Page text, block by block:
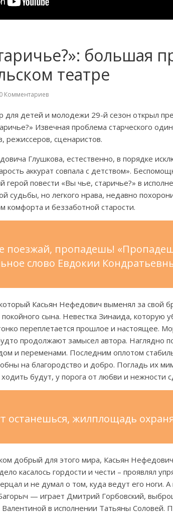
большая
театре
0 Комментариев
для детей и молодежи 29-й сезон открыл
Извечная проблема старческого
режиссеров, сценаристов.
Глушкова, естественно, в порядке
аккурат совпала с детством».
герой повести «Вы чье, старичье?» в
судьбы, но легкого нрава, недавно
комфорта и беззаботной старости.
поезжай, пропадешь!
слово Евдокии
Касьян Нефедович выменял за свой
покойного сына. Невестка Зинаида, которую
переплетается прошлое и настоящее.
продолжают замысел автора. Наглядно
и переменами. Последним оплотом
на благородство и добро. Погладь их
будут, у порога от любви и нежности
останешься, жилплощадь
добрый для этого мира, Касьян
касалось гордости и чести – проявлял
и не думал о том, куда ведут его ноги.
— играет Дмитрий Горбовский,
в исполнении Татьяны Соловей.